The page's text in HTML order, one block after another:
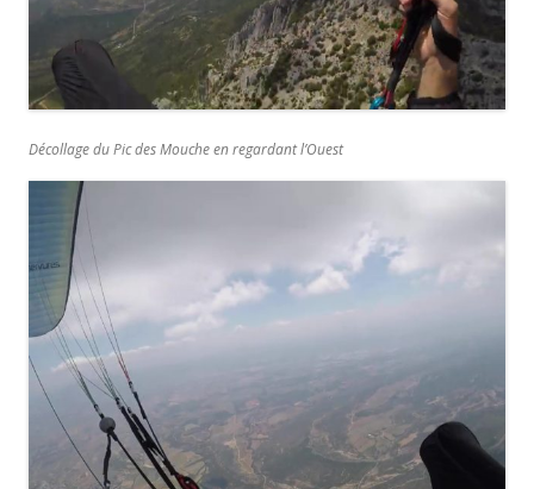
Décollage du Pic des Mouche en regardant l’Ouest